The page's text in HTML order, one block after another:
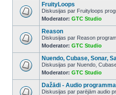
No
unread
posts
FruityLoops
Diskusijas par Fruityloops
Moderator: GTC Studio
No
unread
posts
Reason
Diskusijas par Reason
Moderator: GTC Studio
No
unread
posts
Nuendo, Cubase, Sonar,
Diskusijas par Nuendo,
Moderator: GTC Studio
Dažādi - Audio
Diskusijas par parējām audio